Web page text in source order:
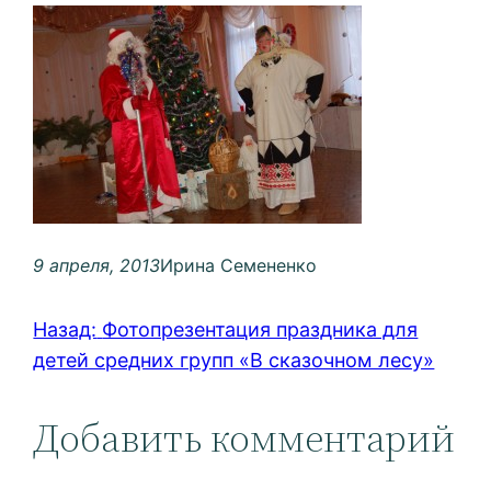
9 апреля, 2013Ирина Семененко
Назад: Фотопрезентация праздника для
детей средних групп «В сказочном лесу»
Добавить комментарий